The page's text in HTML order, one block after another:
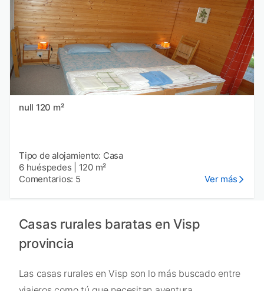
null 120 m²
Tipo de alojamiento: Casa
6 huéspedes
120 m²
Comentarios: 5
Ver más
Casas rurales baratas en Visp
provincia
Las casas rurales en Visp son lo más buscado entre